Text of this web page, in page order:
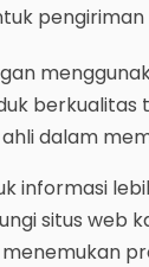
berkualitas
dalam
informasi
situs web